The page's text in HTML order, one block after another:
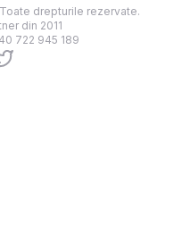
drepturile rezervate.
din 2011
722 945 189